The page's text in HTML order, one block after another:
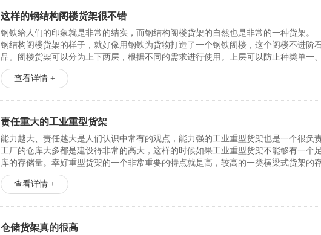
这样的钢结构阁楼货架很不错
钢铁给人们的印象就是非常的结实，而钢结构阁楼货架的自然也是非常的一种货架。
钢结构阁楼货架的样子，就好像用钢铁为货物打造了一个钢铁阁楼，这个阁楼不进阶
品。阁楼货架可以分为上下两层，根据不同的需求进行使用。上层可以防止种类单一
械的使用的...
查看详情 +
责任重大的工业重型货架
能力越大、责任越大是人们认识中常有的观点，能力强的工业重型货架也是一个很负
工厂的仓库大多都是建设得非常的高大，这样的时候如果工业重型货架不能够有一个
库的存储量。幸好重型货架的一个非常重要的特点就是高，较高的一类横梁式货架的
查看详情 +
仓储货架真的很高